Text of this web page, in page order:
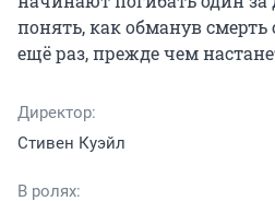
понять, как обманув
ещё раз, прежде чем
Директор:
Стивен Куэйл
В ролях: